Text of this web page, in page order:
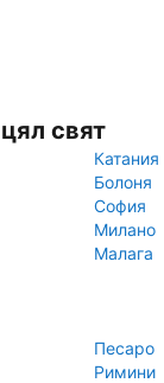
свят
Катания
Болоня
София
Милано
Малага
Песаро
Римини